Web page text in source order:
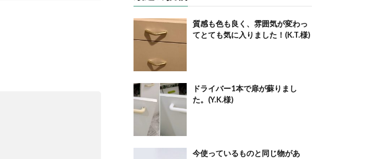
質感も色も良く、雰囲気が変わっ
てとても気に入りました！(K.T.様)
ドライバー1本で扉が蘇りまし
た。(Y.K.様)
今使っているものと同じ物があ